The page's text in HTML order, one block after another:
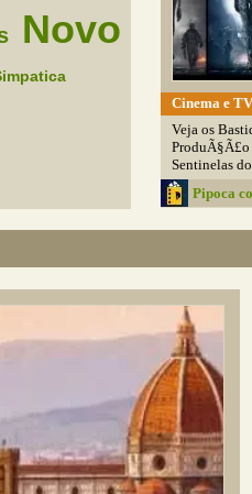
Novo
Cinema e
Veja os
ProduÃ§Ã£o
Sentinelas
Pipoca